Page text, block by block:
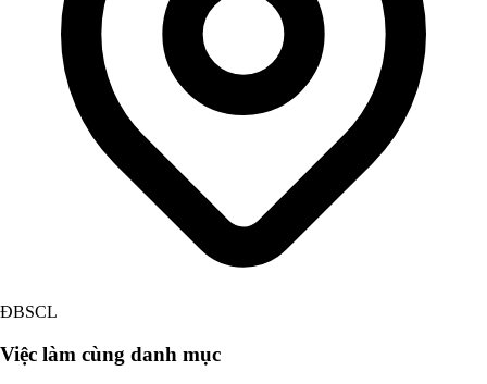
ĐBSCL
Việc làm cùng danh mục